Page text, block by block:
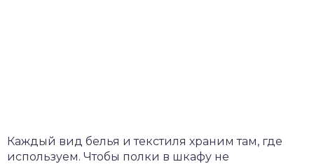
Каждый вид белья и текстиля храним там, где
используем. Чтобы полки в шкафу не